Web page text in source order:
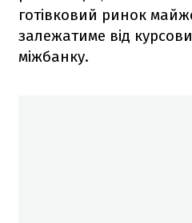
готівковий ринок
залежатиме від
міжбанку.